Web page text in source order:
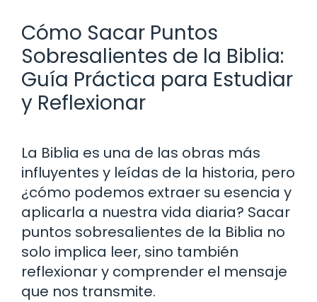
Cómo Sacar Puntos
Sobresalientes de la Biblia:
Guía Práctica para Estudiar
y Reflexionar
La Biblia es una de las obras más
influyentes y leídas de la historia, pero
¿cómo podemos extraer su esencia y
aplicarla a nuestra vida diaria? Sacar
puntos sobresalientes de la Biblia no
solo implica leer, sino también
reflexionar y comprender el mensaje
que nos transmite.